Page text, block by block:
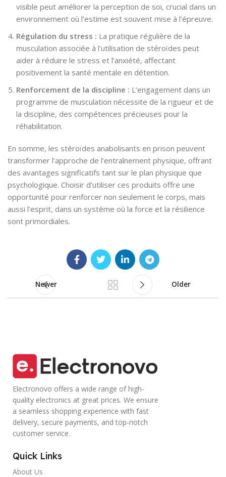
visible peut améliorer la perception de soi, crucial dans un
environnement où l’estime est souvent mise à l’épreuve.
Régulation du stress : La pratique régulière de la
musculation associée à l’utilisation de stéroïdes peut
aider à réduire le stress et l’anxiété, affectant
positivement la santé mentale en détention.
Renforcement de la discipline : L’engagement dans un
programme de musculation nécessite de la rigueur et de
la discipline, des compétences précieuses pour la
réhabilitation.
En somme, les stéroïdes anabolisants en prison peuvent
transformer l’approche de l’entraînement physique, offrant
des avantages significatifs tant sur le plan physique que
psychologique. Choisir d’utiliser ces produits offre une
opportunité pour renforcer non seulement le corps, mais
aussi l’esprit, dans un système où la force et la résilience
sont primordiales.
Newer Older
Electronovo offers a wide range of high-
quality electronics at great prices. We ensure
a seamless shopping experience with fast
delivery, secure payments, and top-notch
customer service.
Quick Links
About Us